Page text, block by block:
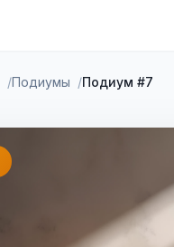
Подиумы Подиум #7